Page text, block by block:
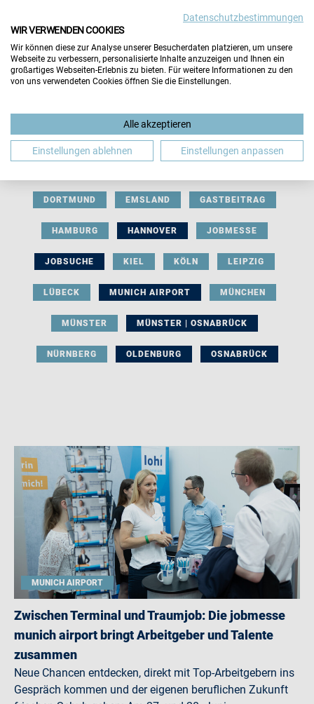
BERUFLICHE ORIENTIERUNG BEWERBUNG
DORTMUND EMSLAND GASTBEITRAG
HAMBURG HANNOVER JOBMESSE
JOBSUCHE KIEL KÖLN LEIPZIG
LÜBECK MUNICH AIRPORT MÜNCHEN
MÜNSTER MÜNSTER | OSNABRÜCK
NÜRNBERG OLDENBURG OSNABRÜCK
MUNICH AIRPORT
Zwischen Terminal und Traumjob: Die jobmesse
munich airport bringt Arbeitgeber und Talente
zusammen
Neue Chancen entdecken, direkt mit Top-Arbeitgebern ins
Gespräch kommen und der eigenen beruflichen Zukunft
Datenschutzbestimmungen
WIR VERWENDEN COOKIES
Wir können diese zur Analyse unserer Besucherdaten platzieren, um unsere
Webseite zu verbessern, personalisierte Inhalte anzuzeigen und Ihnen ein
großartiges Webseiten-Erlebnis zu bieten. Für weitere Informationen zu den
von uns verwendeten Cookies öffnen Sie die Einstellungen.
Alle akzeptieren
Einstellungen ablehnen Einstellungen anpassen